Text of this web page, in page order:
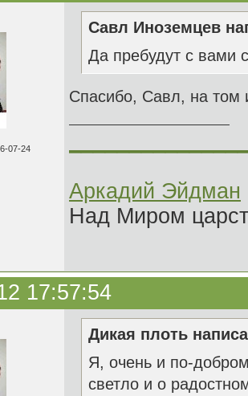
07-24
Савл Иноземцев
Да пребудут с вами
Спасибо, Савл, на том
Аркадий Эйдман
Над Миром
17:57:54
Дикая плоть
Я, очень и по-
светло и о